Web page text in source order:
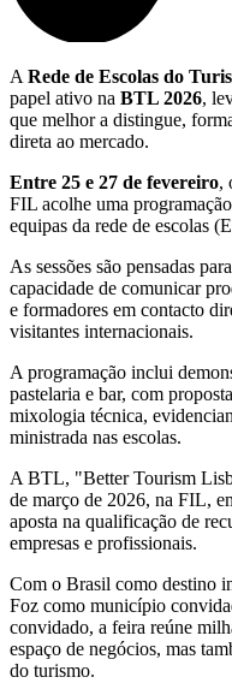
A Rede de Escolas do
papel ativo na BTL 2026,
que melhor a distingue,
direta ao mercado.
Entre 25 e 27 de fevereiro,
FIL acolhe uma
equipas da rede de escolas
As sessões são pensadas
capacidade de comunicar
e formadores em contacto
visitantes internacionais.
A programação inclui
pastelaria e bar, com
mixologia técnica,
ministrada nas escolas.
A BTL, "Better Tourism
de março de 2026, na FIL,
aposta na qualificação de
empresas e profissionais.
Com o Brasil como destino
Foz como município
convidado, a feira reúne
espaço de negócios, mas
do turismo.